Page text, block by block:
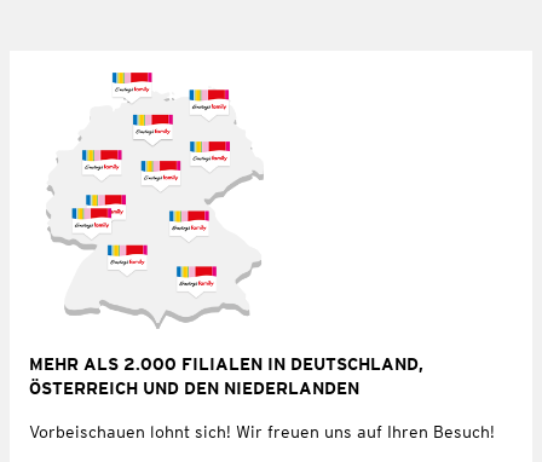
MEHR ALS 2.000 FILIALEN IN DEUTSCHLAND,
ÖSTERREICH UND DEN NIEDERLANDEN
Vorbeischauen lohnt sich! Wir freuen uns auf Ihren Besuch!